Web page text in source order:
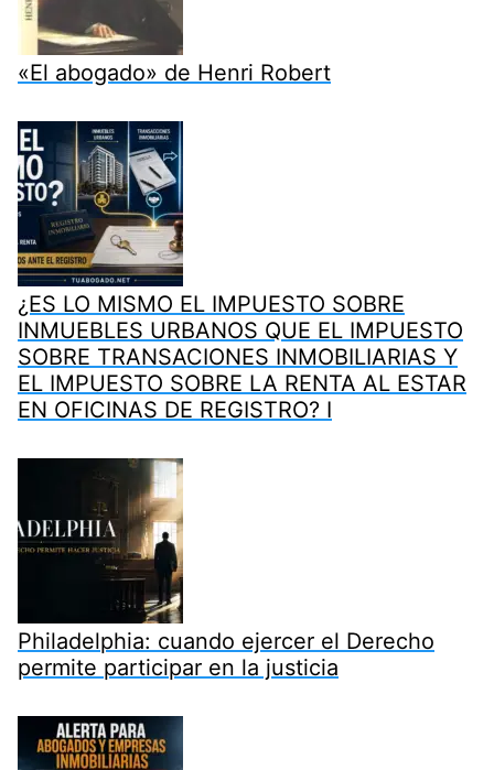
«El abogado» de Henri Robert
¿ES LO MISMO EL IMPUESTO SOBRE
INMUEBLES URBANOS QUE EL IMPUESTO
SOBRE TRANSACIONES INMOBILIARIAS Y
EL IMPUESTO SOBRE LA RENTA AL ESTAR
EN OFICINAS DE REGISTRO? I
Philadelphia: cuando ejercer el Derecho
permite participar en la justicia